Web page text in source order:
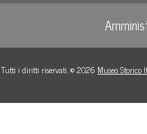
Tutti i diritti riservati. © 2026 Museo